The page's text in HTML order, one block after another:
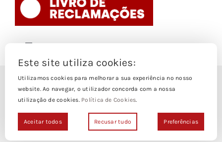
Navigation
Termos e Condições
© Copyright 1988- 2026
Loja Edições Piaget byPiaget Ensino Superior
direitos Reservados | Powered by
Este site utiliza cookies:
Utilizamos cookies para melhorar a sua experiência no nosso
website. Ao navegar, o utilizador concorda com a nossa
utilização de cookies. Política de Cookies.
Aceitar todos Recusar tudo Preferências